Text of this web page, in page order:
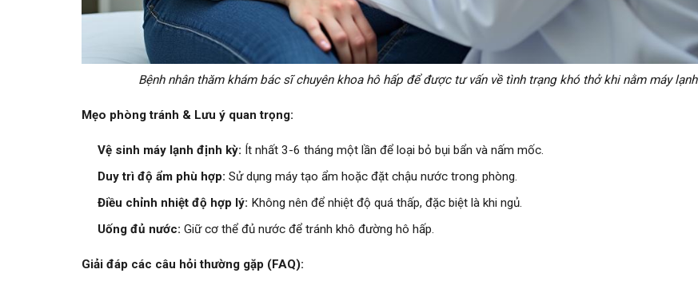
Bệnh nhân thăm khám bác sĩ chuyên khoa hô hấp để được tư vấn về tình trạng khó thở khi nằm máy lạnh
Mẹo phòng tránh & Lưu ý quan trọng:
Vệ sinh máy lạnh định kỳ: Ít nhất 3-6 tháng một lần để loại bỏ bụi bẩn và nấm mốc.
Duy trì độ ẩm phù hợp: Sử dụng máy tạo ẩm hoặc đặt chậu nước trong phòng.
Điều chỉnh nhiệt độ hợp lý: Không nên để nhiệt độ quá thấp, đặc biệt là khi ngủ.
Uống đủ nước: Giữ cơ thể đủ nước để tránh khô đường hô hấp.
Giải đáp các câu hỏi thường gặp (FAQ):